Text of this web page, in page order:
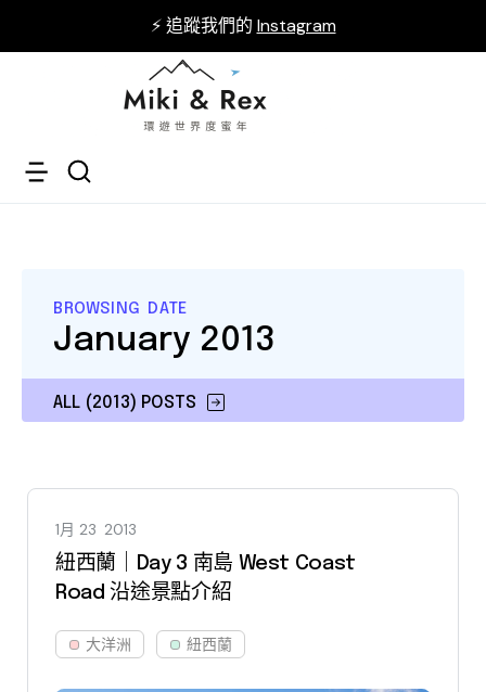
⚡ 追蹤我們的 Instagram
BROWSING DATE
ALL (2013) POSTS
January 2013
1月 23 2013
紐西蘭｜Day 3 南島 West Coast
Road 沿途景點介紹
大洋洲 紐西蘭